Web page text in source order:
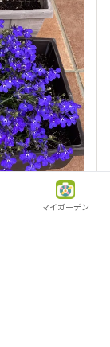
マイガーデン